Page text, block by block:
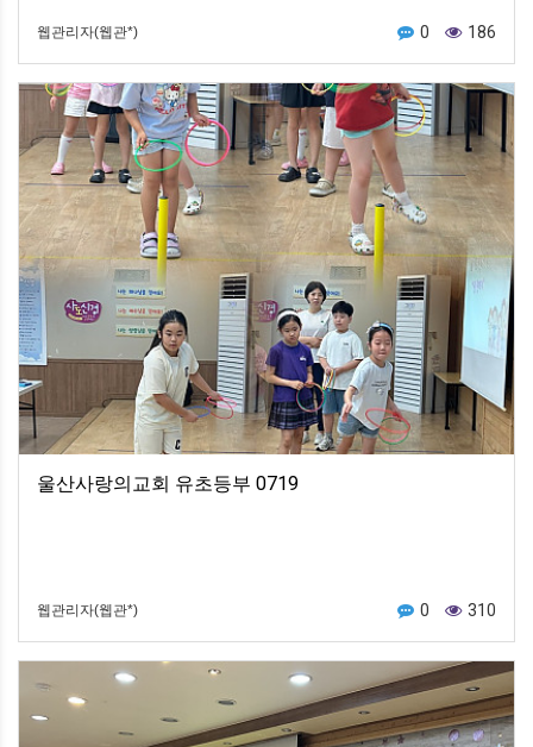
웹관리자(웹관*) 0 186
울산사랑의교회 유초등부 0719
웹관리자(웹관*) 0 310